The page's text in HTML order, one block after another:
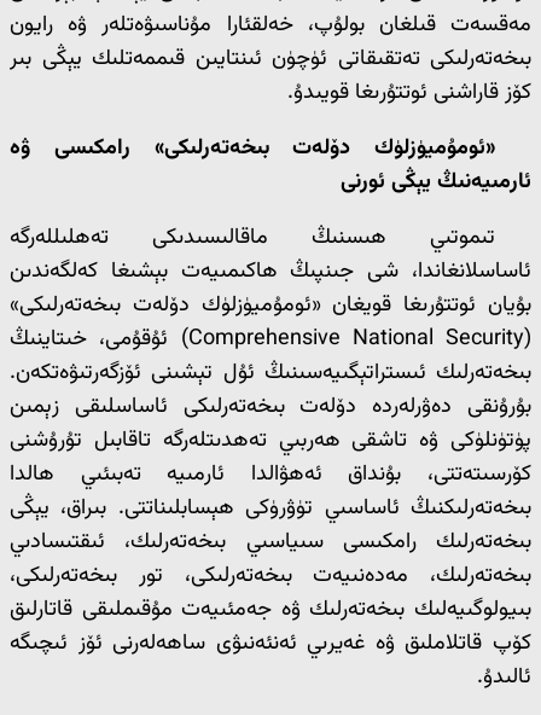
مەقسەت قىلغان بولۇپ، خەلقئارا مۇناسىۋەتلەر ۋە رايون
بىخەتەرلىكى تەتقىقاتى ئۈچۈن ئىنتايىن قىممەتلىك يېڭى بىر
كۆز قاراشنى ئوتتۇرىغا قويىدۇ.
«ئومۇميۈزلۈك دۆلەت بىخەتەرلىكى» رامكىسى ۋە
ئارمىيەنىڭ يېڭى ئورنى
تىموتىي ھىسنىڭ ماقالىسىدىكى تەھلىللەرگە
ئاساسلانغاندا، شى جىنپىڭ ھاكىمىيەت بېشىغا كەلگەندىن
بۇيان ئوتتۇرىغا قويغان «ئومۇميۈزلۈك دۆلەت بىخەتەرلىكى»
(Comprehensive National Security) ئۇقۇمى، خىتاينىڭ
بىخەتەرلىك ئىستراتېگىيەسىنىڭ ئۇل تېشىنى ئۆزگەرتىۋەتكەن.
بۇرۇنقى دەۋرلەردە دۆلەت بىخەتەرلىكى ئاساسلىقى زېمىن
پۈتۈنلۈكى ۋە تاشقى ھەربىي تەھدىتلەرگە تاقابىل تۇرۇشنى
كۆرسىتەتتى، بۇنداق ئەھۋالدا ئارمىيە تەبىئىي ھالدا
بىخەتەرلىكنىڭ ئاساسىي تۈۋرۈكى ھېسابلىناتتى. بىراق، يېڭى
بىخەتەرلىك رامكىسى سىياسىي بىخەتەرلىك، ئىقتىسادىي
بىخەتەرلىك، مەدەنىيەت بىخەتەرلىكى، تور بىخەتەرلىكى،
بىيولوگىيەلىك بىخەتەرلىك ۋە جەمئىيەت مۇقىملىقى قاتارلىق
كۆپ قاتلاملىق ۋە غەيرىي ئەنئەنىۋى ساھەلەرنى ئۆز ئىچىگە
ئالىدۇ.